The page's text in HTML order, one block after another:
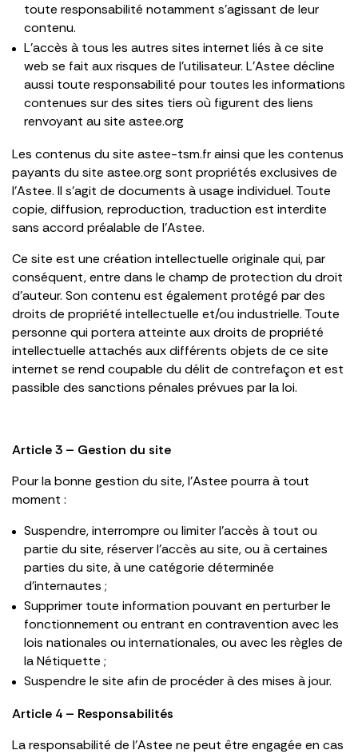
toute responsabilité notamment s’agissant de leur
contenu.
L’accès à tous les autres sites internet liés à ce site
web se fait aux risques de l’utilisateur. L’Astee décline
aussi toute responsabilité pour toutes les informations
contenues sur des sites tiers où figurent des liens
renvoyant au site astee.org
Les contenus du site astee-tsm.fr ainsi que les contenus
payants du site astee.org sont propriétés exclusives de
l’Astee. Il s’agit de documents à usage individuel. Toute
copie, diffusion, reproduction, traduction est interdite
sans accord préalable de l’Astee.
Ce site est une création intellectuelle originale qui, par
conséquent, entre dans le champ de protection du droit
d’auteur. Son contenu est également protégé par des
droits de propriété intellectuelle et/ou industrielle. Toute
personne qui portera atteinte aux droits de propriété
intellectuelle attachés aux différents objets de ce site
internet se rend coupable du délit de contrefaçon et est
passible des sanctions pénales prévues par la loi.
Article 3 – Gestion du site
Pour la bonne gestion du site, l’Astee pourra à tout
moment :
Suspendre, interrompre ou limiter l’accès à tout ou
partie du site, réserver l’accès au site, ou à certaines
parties du site, à une catégorie déterminée
d’internautes ;
Supprimer toute information pouvant en perturber le
fonctionnement ou entrant en contravention avec les
lois nationales ou internationales, ou avec les règles de
la Nétiquette ;
Suspendre le site afin de procéder à des mises à jour.
Article 4 – Responsabilités
La responsabilité de l’Astee ne peut être engagée en cas